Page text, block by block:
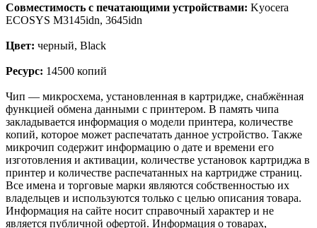
Совместимость с печатающими устройствами: Kyocera
ECOSYS M3145idn, 3645idn
Цвет: черный, Black
Ресурс: 14500 копий
Чип — микросхема, установленная в картридже, снабжённая
функцией обмена данными с принтером. В память чипа
закладывается информация о модели принтера, количестве
копий, которое может распечатать данное устройство. Также
микрочип содержит информацию о дате и времени его
изготовления и активации, количестве установок картриджа в
принтер и количестве распечатанных на картридже страниц.
Все имена и торговые марки являются собственностью их
владельцев и используются только с целью описания товара.
Информация на сайте носит справочный характер и не
является публичной офертой. Информация о товарах,